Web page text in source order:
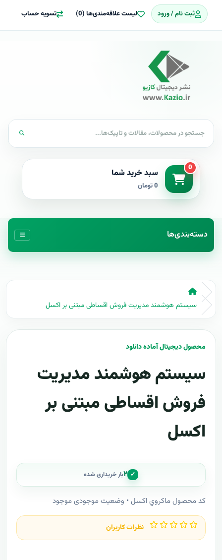
ثبت نام / ورود لیست علاقه‌مندی‌ها (0) تسویه حساب
0 سبد خرید شما
0 تومان
دسته‌بندی‌ها
سیستم هوشمند مدیریت فروش اقساطی مبتنی بر اکسل
محصول دیجیتال آماده دانلود
سیستم هوشمند مدیریت
فروش اقساطی مبتنی بر
اکسل
✓ ۲بار خریداری شده
کد محصول ماکروي اکسل • وضعیت موجودی موجود
نظرات کاربران